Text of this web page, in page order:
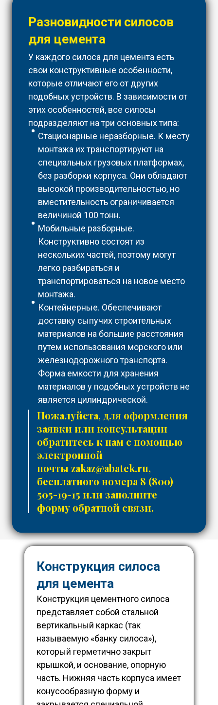
Разновидности силосов
для цемента
У каждого силоса для цемента есть
свои конструктивные особенности,
которые отличают его от других
подобных устройств. В зависимости от
этих особенностей, все силосы
подразделяют на три основных типа:
Стационарные неразборные. К месту
монтажа их транспортируют на
специальных грузовых платформах,
без разборки корпуса. Они обладают
высокой производительностью, но
вместительность ограничивается
величиной 100 тонн.
Мобильные разборные.
Конструктивно состоят из
нескольких частей, поэтому могут
легко разбираться и
транспортироваться на новое место
монтажа.
Контейнерные. Обеспечивают
доставку сыпучих строительных
материалов на большие расстояния
путем использования морского или
железнодорожного транспорта.
Форма емкости для хранения
материалов у подобных устройств не
является цилиндрической.
Пожалуйста, для оформления
заявки или консультации
обратитесь к нам с помощью
электронной
почтыzakaz@abatek.ru,
бесплатного номера8 (800)
505-19-15 или заполните
форму обратной связи.
Конструкция силоса
для цемента
Конструкция цементного силоса
представляет собой стальной
вертикальный каркас (так
называемую «банку силоса»),
который герметично закрыт
крышкой, и основание, опорную
часть. Нижняя часть корпуса имеет
конусообразную форму и